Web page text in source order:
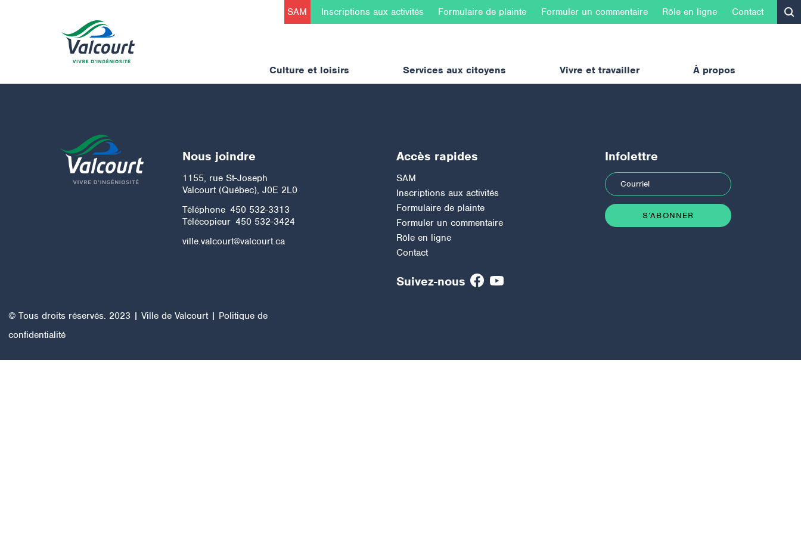
Culture et loisirs Services aux citoyens Vivre et travailler À propos
SAM Inscriptions aux activités Formulaire de plainte Formuler un commentaire Rôle en ligne Contact
Nous joindre
1155, rue St-Joseph
Valcourt (Québec), J0E 2L0
Téléphone 450 532-3313
Télécopieur 450 532-3424
ville.valcourt@valcourt.ca
Accès rapides
SAM
Inscriptions aux activités
Formulaire de plainte
Formuler un commentaire
Rôle en ligne
Contact
Suivez-nous
Infolettre
© Tous droits réservés. 2023 | Ville de Valcourt | Politique de
confidentialité